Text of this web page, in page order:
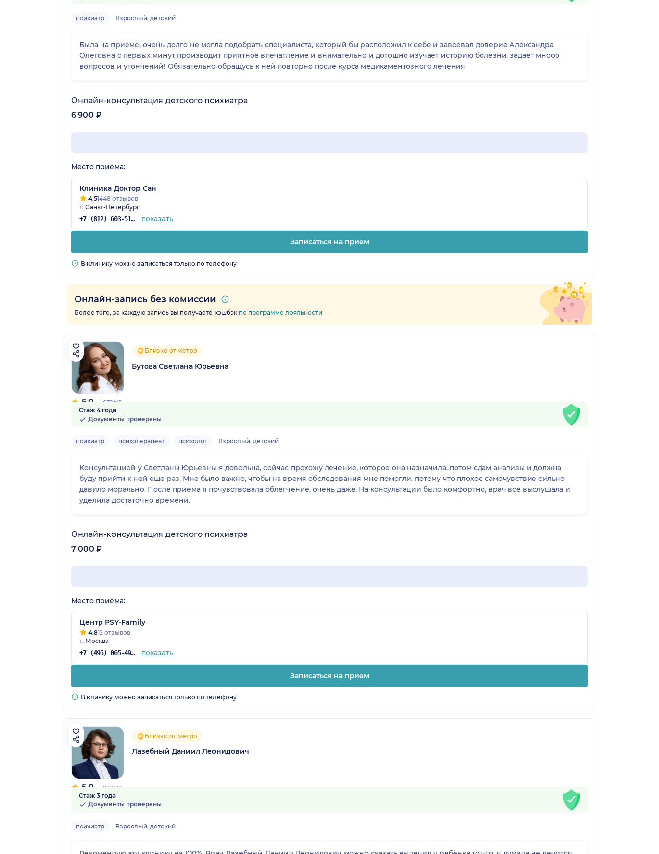
психиатр Взрослый, детский
Была на приёме, очень долго не могла подобрать специалиста, который бы расположил к себе и завоевал доверие Александра
Олеговна с первых минут производит приятное впечатление и внимательно и дотошно изучает историю болезни, задаёт мнооо
вопросов и утончений! Обязательно обращусь к ней повторно после курса медикаментозного лечения
Онлайн-консультация детского психиатра
6 900 ₽
Место приёма:
Клиника Доктор Сан
4.51448 отзывов
г. Санкт-Петербург
+7 (812) 603-51-43 показать
Записаться на прием
В клинику можно записаться только по телефону
Онлайн-запись без комиссии
Более того, за каждую запись вы получаете кэшбэк по программе лояльности
5.0 1 отзыв
Близко от метро
Бутова Светлана Юрьевна
Стаж 4 года
Документы проверены
психиатр психотерапевт психолог Взрослый, детский
Консультацией у Светланы Юрьевны я довольна, сейчас прохожу лечение, которое она назначила, потом сдам анализы и должна
буду прийти к ней еще раз. Мне было важно, чтобы на время обследования мне помогли, потому что плохое самочувствие сильно
давило морально. После приема я почувствовала облегчение, очень даже. На консультации было комфортно, врач все выслушала и
уделила достаточно времени.
Онлайн-консультация детского психиатра
7 000 ₽
Место приёма:
Центр PSY-Family
4.812 отзывов
г. Москва
+7 (495) 065-49-88 показать
Записаться на прием
В клинику можно записаться только по телефону
5.0 1 отзыв
Близко от метро
Лазебный Даниил Леонидович
Стаж 3 года
Документы проверены
психиатр Взрослый, детский